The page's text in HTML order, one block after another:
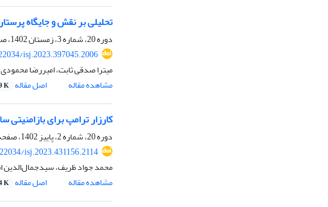
تحلیلی بر نقش و جایگاه
دوره 20، شماره 3، زمستان 1402، صفحه
isj.2023.397045.2006
میترا صدقی ثابت، امیررضا
مشاهده مقاله
اصل مقاله K
کارزار ترامپ برای بازامنیتی
دوره 20، شماره 2، پاییز 1402، صفحه
isj.2023.431156.2114
محمد جواد ظریف، سیدجمال‌الدین
مشاهده مقاله
اصل مقاله K